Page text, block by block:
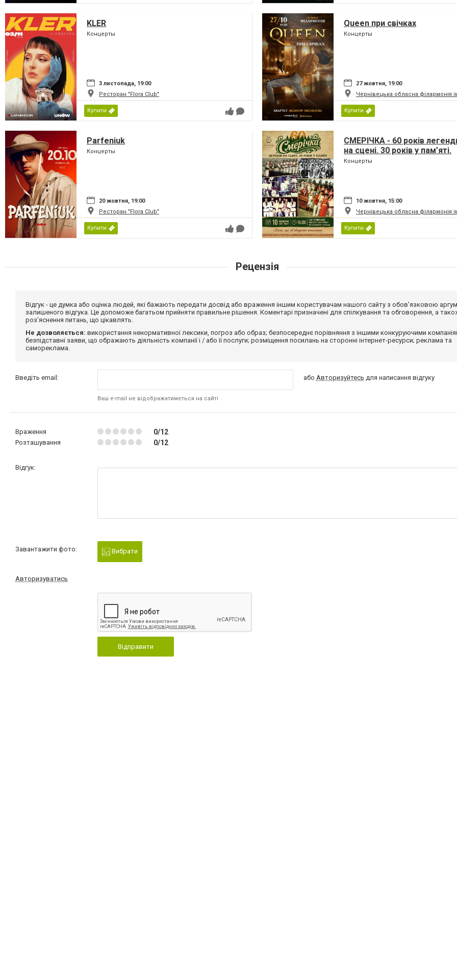
KLER
Концерты
3 листопада, 19:00
Ресторан "Flora Club"
Купити
Queen при свічках
Концерты
27 жовтня, 19:00
Чернівецька обласна філармонія
Купити
Parfeniuk
Концерты
20 жовтня, 19:00
Ресторан "Flora Club"
Купити
СМЕРІЧКА - 60 років
на сцені. 30 років у пам’яті.
Концерты
10 жовтня, 15:00
Чернівецька обласна філармонія
Купити
Рецензія
Відгук - це думка або оцінка людей, які бажають передати досвід або враження іншим користувачам нашого сайту з обов'язковою
залишеного відгука. Це допоможе багатьом прийняти правильне рішення. Коментарі призначені для спілкування та обговорення, а
роз'яснення питань, що цікавлять.
Не дозволяється: використання ненормативної лексики, погроз або образ; безпосереднє порівняння з іншими конкуруючими
безпідставні заяви, що ображають діяльність компанії і / або її послуги; розміщення посилань на сторонні інтернет-ресурси; реклама та
самореклама.
Введіть email:
Ваш e-mail не відображатиметься на сайті
або Авторизуйтесь для написання відгуку
Враження 0/12
Розташування 0/12
Відгук:
Завантажити фото: Вибрати
Авторизуватись
Відправити